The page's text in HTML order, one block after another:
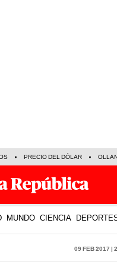
PRECIO DEL DÓLAR
MUNDO CIENCIA
09 Feb 2017 |